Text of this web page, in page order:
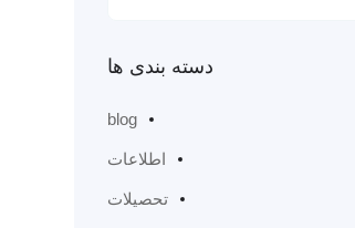
دسته بندی ها
blog
اطلاعات
تحصیلات